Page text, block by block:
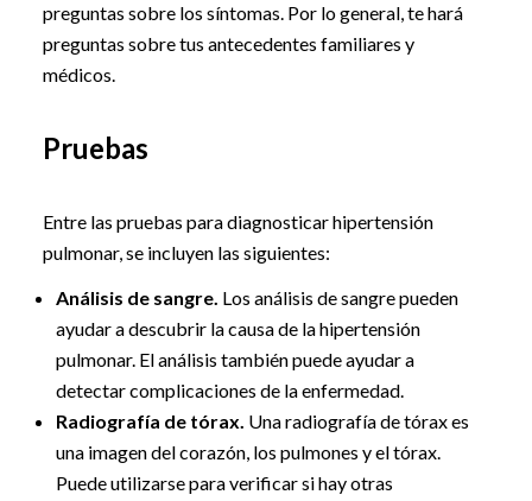
preguntas sobre los síntomas. Por lo general, te hará
preguntas sobre tus antecedentes familiares y
médicos.
Pruebas
Entre las pruebas para diagnosticar hipertensión
pulmonar, se incluyen las siguientes:
Análisis de sangre. Los análisis de sangre pueden
ayudar a descubrir la causa de la hipertensión
pulmonar. El análisis también puede ayudar a
detectar complicaciones de la enfermedad.
Radiografía de tórax. Una radiografía de tórax es
una imagen del corazón, los pulmones y el tórax.
Puede utilizarse para verificar si hay otras